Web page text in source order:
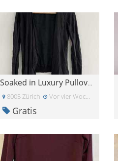
Soaked in Luxury Pullover Jäckchen XS
8005 Zürich Vor vier Wochen
Gratis